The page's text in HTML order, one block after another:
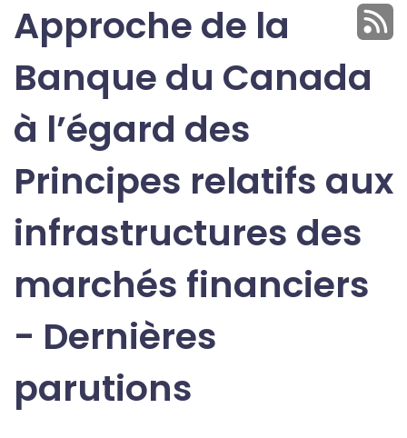
Approche de la
Banque du Canada
à l’égard des
Principes relatifs aux
infrastructures des
marchés financiers
- Dernières
parutions